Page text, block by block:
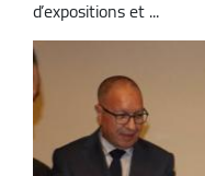
d’expositions et ...